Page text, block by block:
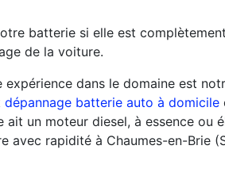
batterie si elle est
de la voiture.
expérience dans le domaine est
dépannage batterie auto à domicile
un moteur diesel, à essence ou
avec rapidité à Chaumes-en-Brie